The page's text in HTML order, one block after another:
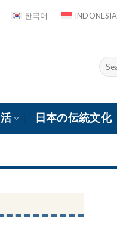
한국어 INDONESIA
日本の伝統文化